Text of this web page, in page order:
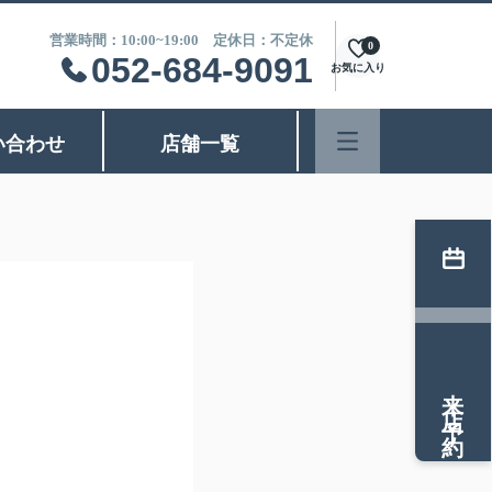
営業時間：10:00~19:00 定休日：不定休
052-684-9091 お気に入り
0
合わせ 店舗一覧
来店予約